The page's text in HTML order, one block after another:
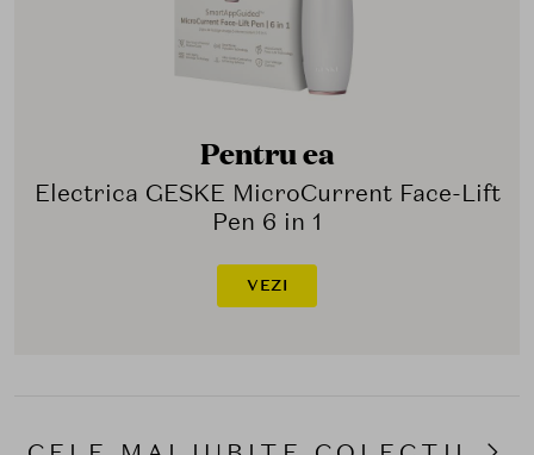
Pentru ea
Electrica GESKE MicroCurrent Face-Lift
Pen 6 in 1
VEZI